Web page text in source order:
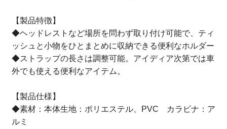
【製品特徴】
◆ヘッドレストなど場所を問わず取り付け可能で、ティ
ッシュと小物をひとまとめに収納できる便利なホルダー
◆ストラップの長さは調整可能。アイディア次第では車
外でも使える便利なアイテム。
【製品仕様】
◆素材：本体生地：ポリエステル、PVC カラビナ：ア
ルミ